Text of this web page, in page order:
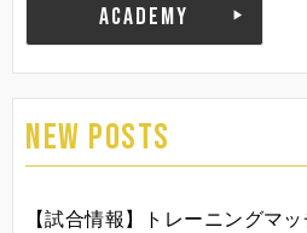
ACADEMY
NEW POSTS
【試合情報】トレーニングマ